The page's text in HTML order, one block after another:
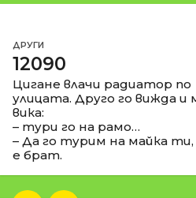
ДРУГИ
12090
Цигане влачи радиатор по
улицата. Друго го вижда и
вика:
– тури го на рамо…
– Да го турим на майка
е брат.